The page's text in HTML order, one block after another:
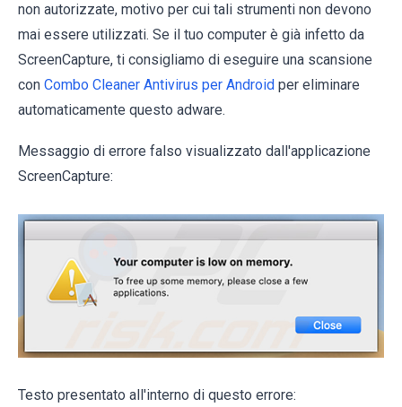
non autorizzate, motivo per cui tali strumenti non devono
mai essere utilizzati. Se il tuo computer è già infetto da
ScreenCapture, ti consigliamo di eseguire una scansione
con Combo Cleaner Antivirus per Android per eliminare
automaticamente questo adware.
Messaggio di errore falso visualizzato dall'applicazione
ScreenCapture:
Testo presentato all'interno di questo errore: